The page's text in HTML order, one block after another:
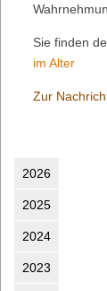
Sie finden
im Alter
Zur
2026
2025
2024
2023